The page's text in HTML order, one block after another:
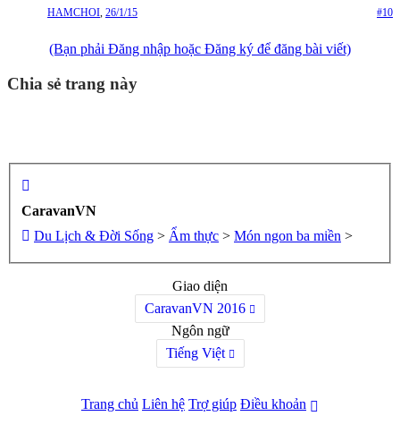
#10
HAMCHOI, 26/1/15
(Bạn phải Đăng nhập hoặc Đăng ký để đăng bài viết)
Chia sẻ trang này
CaravanVN
Du Lịch & Đời Sống > Ẩm thực > Món ngon ba miền >
Giao diện
CaravanVN 2016
Ngôn ngữ
Tiếng Việt
Trang chủ Liên hệ Trợ giúp Điều khoản